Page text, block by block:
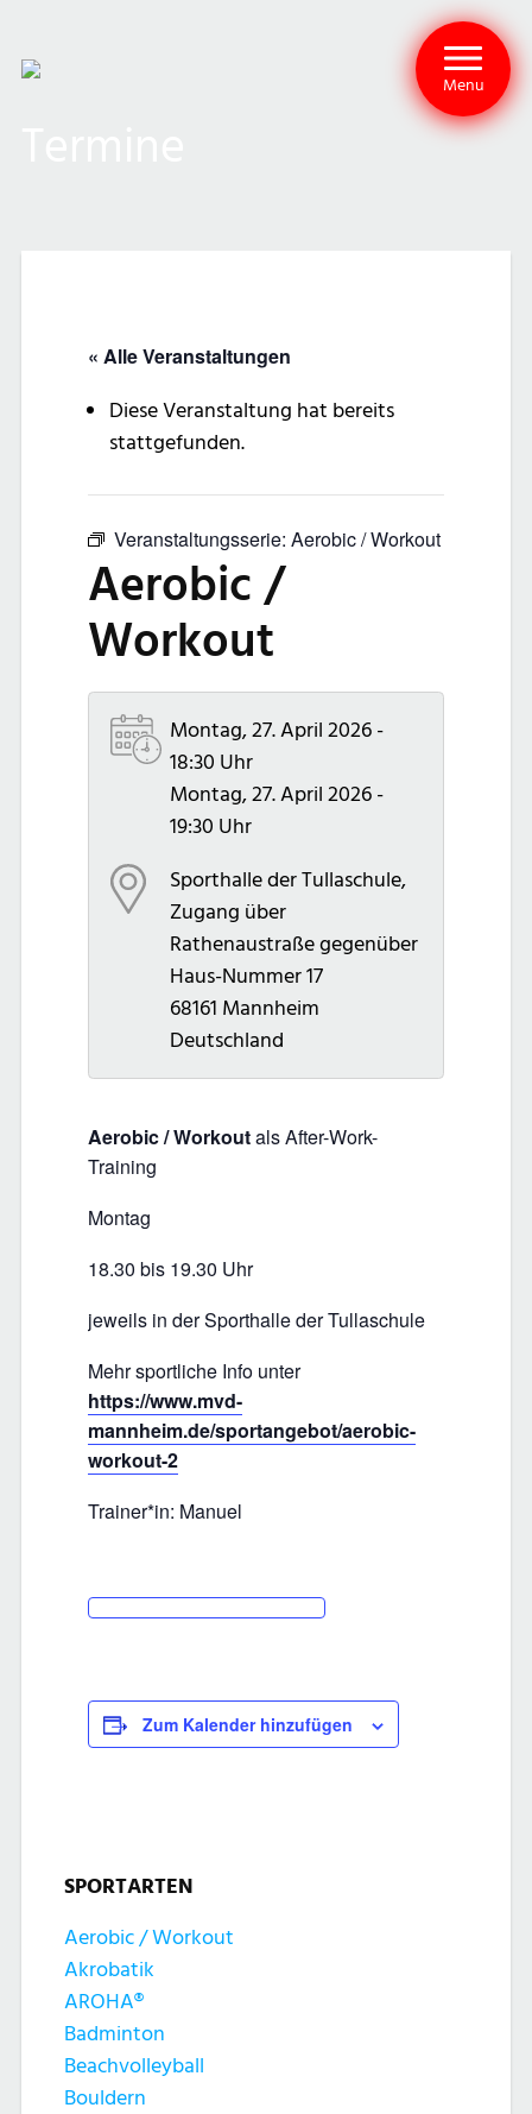
Menu
« Alle Veranstaltungen
Diese Veranstaltung hat bereits
stattgefunden.
Veranstaltungsserie: Aerobic / Workout
Aerobic /
Workout
Montag, 27. April 2026 -
18:30 Uhr
Montag, 27. April 2026 -
19:30 Uhr
Sporthalle der Tullaschule,
Zugang über
Rathenaustraße gegenüber
Haus-Nummer 17
68161 Mannheim
Deutschland
Aerobic / Workoutals After-Work-
Training
Montag
18.30 bis 19.30 Uhr
jeweils in der Sporthalle der Tullaschule
Mehr sportliche Info unter
https://www.mvd-
mannheim.de/sportangebot/aerobic-
workout-2
Trainer*in: Manuel
Zum Kalender hinzufügen
SPORTARTEN
Aerobic / Workout
Akrobatik
AROHA®
Badminton
Beachvolleyball
Bouldern